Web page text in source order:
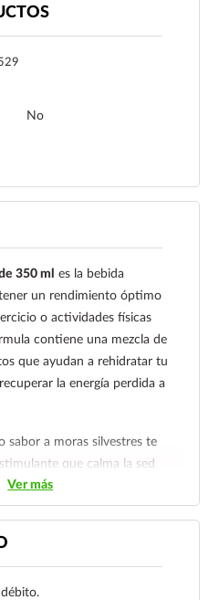
No
350 ml
es la bebida
un rendimiento óptimo
o actividades físicas
contiene una mezcla de
que ayudan a rehidratar tu
la energía perdida a
sabor a moras silvestres te
que calma la sed
a su práctico envase de
contigo al gimnasio, en
a cualquier entrenamiento.
del ejercicio, este
gran aliado para evitar la
Ver más
débito.